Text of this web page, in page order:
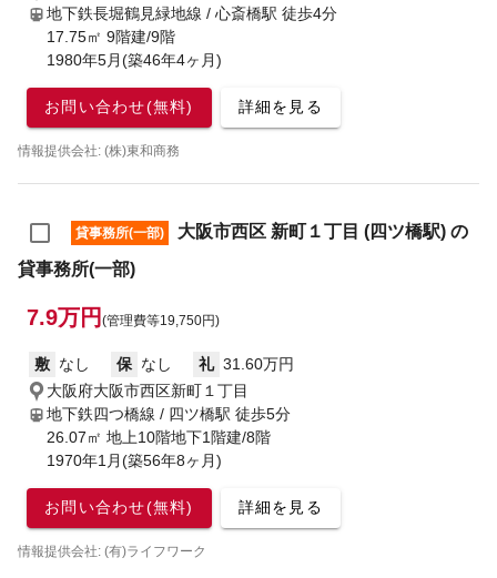
地下鉄長堀鶴見緑地線 / 心斎橋駅 徒歩4分
17.75㎡ 9階建/9階
1980年5月(築46年4ヶ月)
お問い合わせ(無料) 詳細を見る
情報提供会社: (株)東和商務
貸事務所(一部)
大阪市西区 新町１丁目 (四ツ橋駅) の
貸事務所(一部)
7.9万円 (管理費等19,750円)
敷 なし 保 なし 礼 31.60万円
大阪府大阪市西区新町１丁目
地下鉄四つ橋線 / 四ツ橋駅 徒歩5分
26.07㎡ 地上10階地下1階建/8階
1970年1月(築56年8ヶ月)
お問い合わせ(無料) 詳細を見る
情報提供会社: (有)ライフワーク